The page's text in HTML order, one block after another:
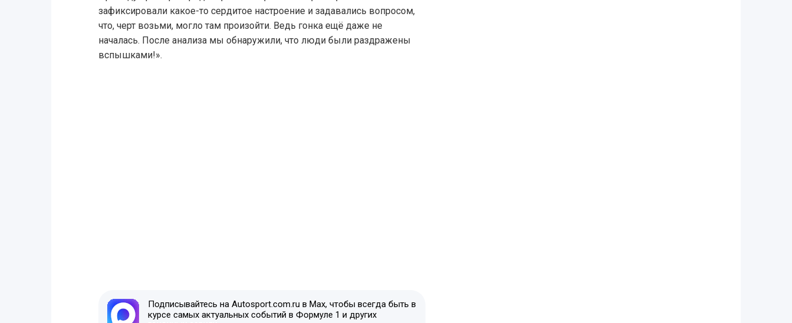
зафиксировали какое-то сердитое настроение и задавались вопросом,
что, черт возьми, могло там произойти. Ведь гонка ещё даже не
началась. После анализа мы обнаружили, что люди были раздражены
вспышками!».
Подписывайтесь на Autosport.com.ru в Max, чтобы всегда быть в
курсе самых актуальных событий в Формуле 1 и других